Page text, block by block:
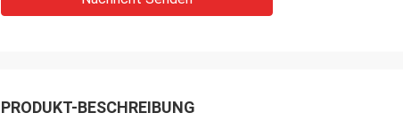
PRODUKT-BESCHREIBUNG